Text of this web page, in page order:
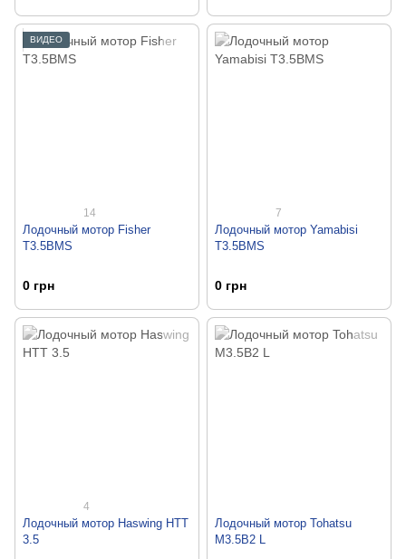
ВИДЕО
14
Лодочный мотор Fisher
T3.5BMS
0 грн
7
Лодочный мотор Yamabisi
T3.5BMS
0 грн
4
Лодочный мотор Haswing HTT
3.5
Лодочный мотор Tohatsu
M3.5B2 L